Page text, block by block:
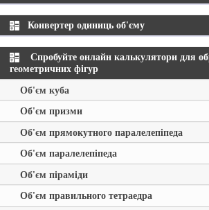
Конвертер одиниць об'єму
Спробуйте онлайн калькулятори для
геометричних фігур
Об'єм куба
Об'єм призми
Об'єм прямокутного паралелепіпеда
Об'єм паралелепіпеда
Об'єм піраміди
Об'єм правильного тетраедра